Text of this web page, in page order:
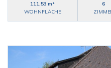
111,53 m²
WOHNFLÄCHE
6